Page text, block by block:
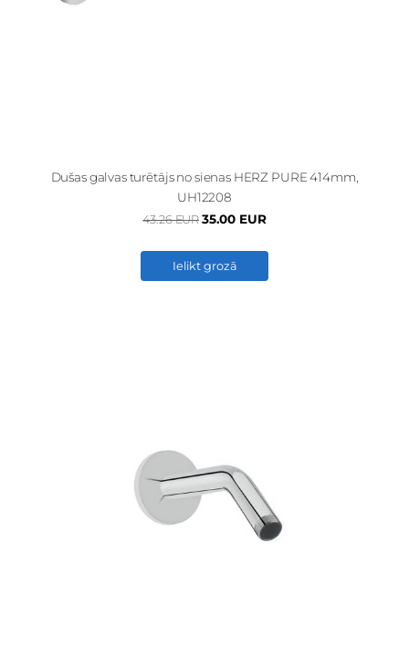
Dušas galvas turētājs no sienas HERZ PURE 414mm,
UH12208
43.26 EUR 35.00 EUR
Ielikt grozā